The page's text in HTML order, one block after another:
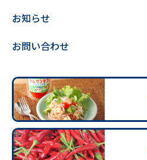
お知らせ
お問い合わせ